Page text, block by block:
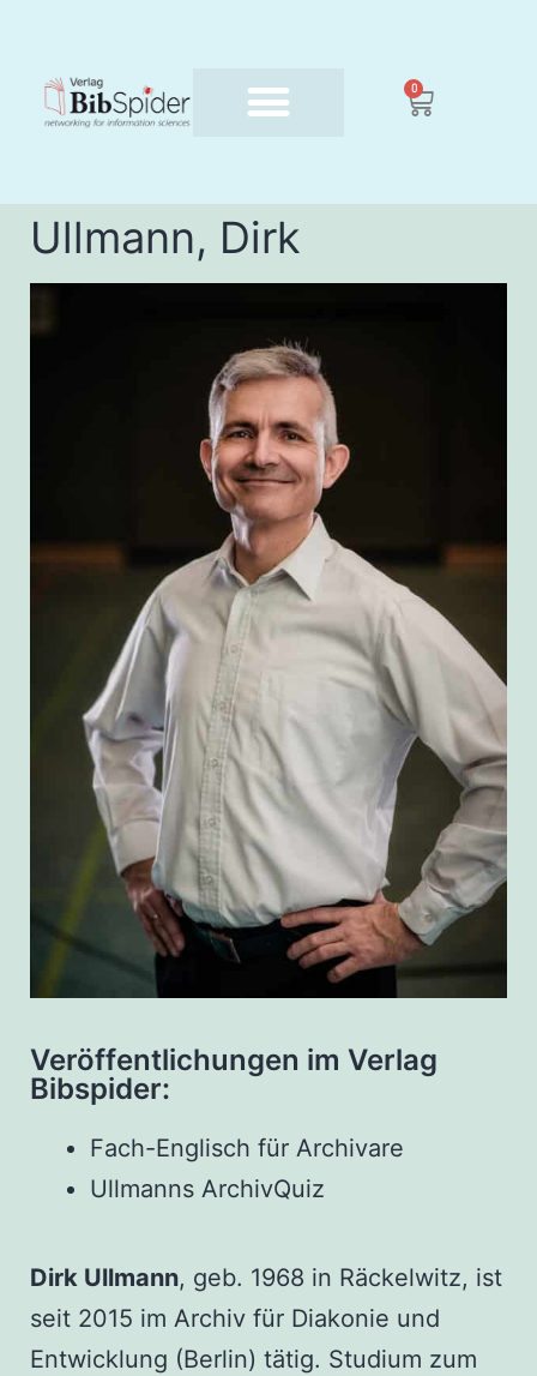
0
Ullmann, Dirk
Veröffentlichungen im Verlag
Bibspider:
Fach-Englisch für Archivare
Ullmanns ArchivQuiz
Dirk Ullmann, geb. 1968 in Räckelwitz, ist
seit 2015 im Archiv für Diakonie und
Entwicklung (Berlin) tätig. Studium zum